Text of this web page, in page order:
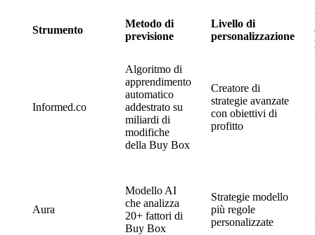
Strumento
Metodo di
previsione
Livello di
personalizzazione
Informed.co
Algoritmo di
apprendimento
automatico
addestrato su
miliardi di
modifiche
della Buy Box
Creatore di
strategie avanzate
con obiettivi di
profitto
Aura
Modello AI
che analizza
20+ fattori di
Buy Box
Strategie modello
più regole
personalizzate